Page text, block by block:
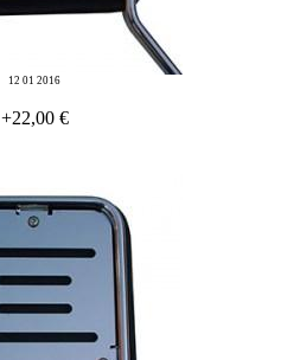
12 01 2016
+22,00 €